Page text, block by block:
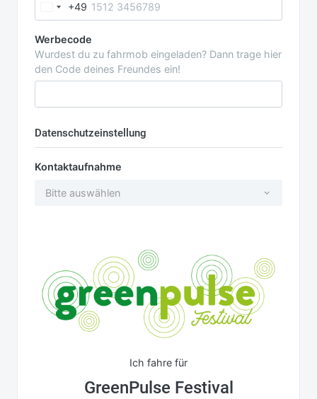
+49
Werbecode
Wurdest du zu fahrmob eingeladen? Dann trage hier
den Code deines Freundes ein!
Datenschutzeinstellung
Kontaktaufnahme
Bitte auswählen
Ich fahre für
GreenPulse Festival